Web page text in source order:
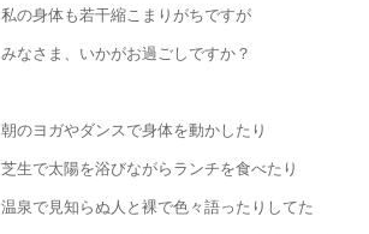
私の身体も若干縮こまりがちですが
みなさま、いかがお過ごしですか？
朝のヨガやダンスで身体を動かしたり
芝生で太陽を浴びながらランチを食べたり
温泉で見知らぬ人と裸で色々語ったりしてた